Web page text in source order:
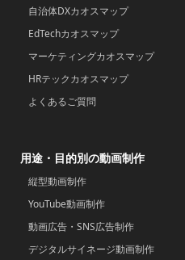
自治体DXカオスマップ
EdTechカオスマップ
マーケティングカオスマップ
HRテックカオスマップ
よくあるご質問
用途・目的別の動画制作
縦型動画制作
YouTube動画制作
動画広告・SNS広告制作
デジタルサイネージ動画制作